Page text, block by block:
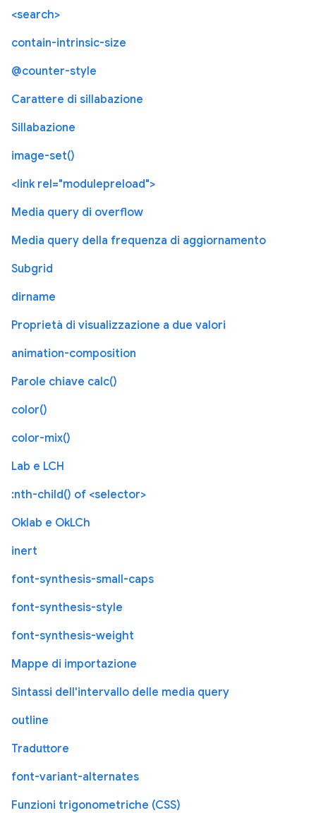
<search>
contain-intrinsic-size
@counter-style
Carattere di sillabazione
Sillabazione
image-set()
<link rel="modulepreload">
Media query di overflow
Media query della frequenza di aggiornamento
Subgrid
dirname
Proprietà di visualizzazione a due valori
animation-composition
Parole chiave calc()
color()
color-mix()
Lab e LCH
:nth-child() of <selector>
Oklab e OkLCh
inert
font-synthesis-small-caps
font-synthesis-style
font-synthesis-weight
Mappe di importazione
Sintassi dell'intervallo delle media query
outline
Traduttore
font-variant-alternates
Funzioni trigonometriche (CSS)